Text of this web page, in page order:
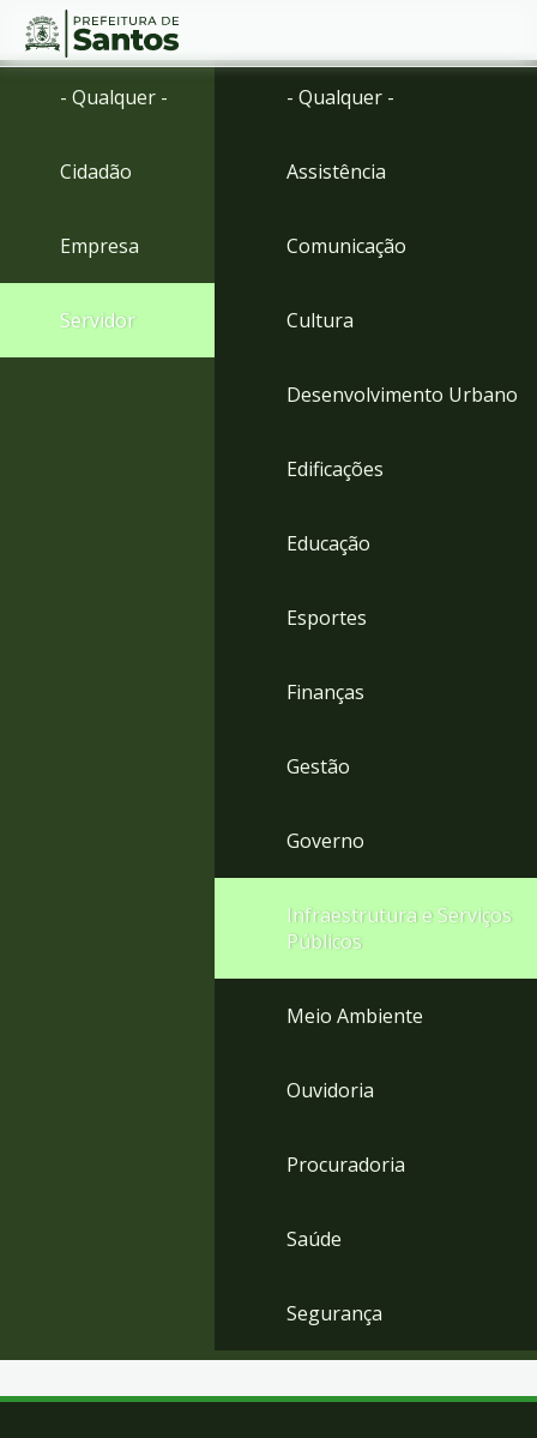
Ir
menu
para
Conteúdo
- Qualquer -
Cidadão
Empresa
Servidor
- Qualquer -
Assistência
Comunicação
Cultura
Desenvolvimento Urbano
Edificações
Educação
Esportes
Finanças
Gestão
Governo
Infraestrutura e Serviços
Públicos
Meio Ambiente
Ouvidoria
Procuradoria
Saúde
Segurança